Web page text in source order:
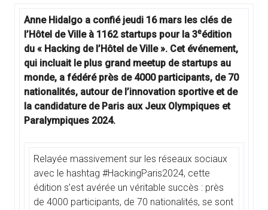
Anne Hidalgo a confié jeudi 16 mars les clés de
l’Hôtel de Ville à 1162 startups pour la 3eédition
du « Hacking de l’Hôtel de Ville ». Cet événement,
qui incluait le plus grand meetup de startups au
monde, a fédéré près de 4000 participants, de 70
nationalités, autour de l’innovation sportive et de
la candidature de Paris aux Jeux Olympiques et
Paralympiques 2024.
Relayée massivement sur les réseaux sociaux
avec le hashtag #HackingParis2024, cette
édition s’est avérée un véritable succès : près
de 4000 participants, de 70 nationalités, se sont